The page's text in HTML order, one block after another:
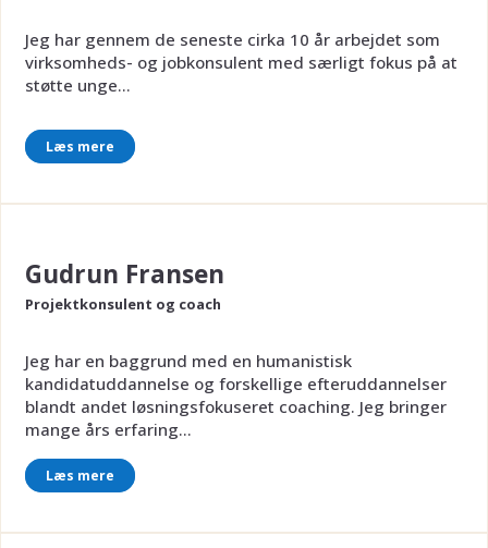
Jeg har gennem de seneste cirka 10 år arbejdet som
virksomheds- og jobkonsulent med særligt fokus på at
støtte unge...
Læs mere
Gudrun Fransen
Projektkonsulent og coach
Jeg har en baggrund med en humanistisk
kandidatuddannelse og forskellige efteruddannelser
blandt andet løsningsfokuseret coaching. Jeg bringer
mange års erfaring...
Læs mere